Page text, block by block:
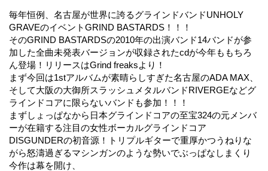
毎年恒例、名古屋が世界に誇るグラインドバンドUNHOLY
GRAVEのイベントGRIND BASTARDS！！！
そのGRIND BASTARDSの2010年の出演バンド14バンドが参
加した全曲未発表バージョンが収録されたcdが今年ももちろ
ん登場！リリースはGrind freaksより！
まず今回は1stアルバムが素晴らしすぎた名古屋のADA MAX、
そして大阪の大御所スラッシュメタルバンドRIVERGEなどグ
ラインドコアに限らないバンドも参加！！！
まずしょっぱなから日本グラインドコアの至宝324の元メンバ
ーが在籍する注目の女性ボーカルグラインドコア
DISGUNDERの初音源！トリプルギターで重厚かつうねりな
がら怒濤過ぎるマシンガンのような勢いでぶっぱなしまくり
今作は幕を開け、